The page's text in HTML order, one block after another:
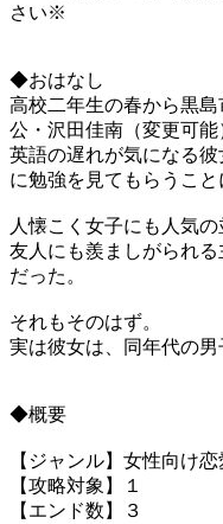
さい※
◆おはなし
高校二年生の春から黒
公・沢田佳南（変更可能
英語の遅れが気になる
に勉強を見てもらうこと
人懐こく女子にも人気
友人にも羨ましがられ
だった。
それもそのはず。
実は彼女は、同年代の
◆概要
【ジャンル】女性向け
【攻略対象】１
【エンド数】３